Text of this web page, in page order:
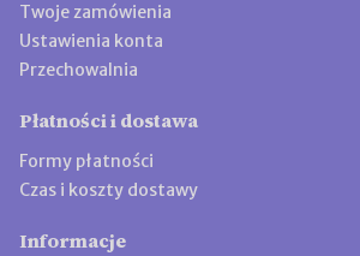
Twoje zamówienia
Ustawienia konta
Przechowalnia
Płatności i dostawa
Formy płatności
Czas i koszty dostawy
Informacje